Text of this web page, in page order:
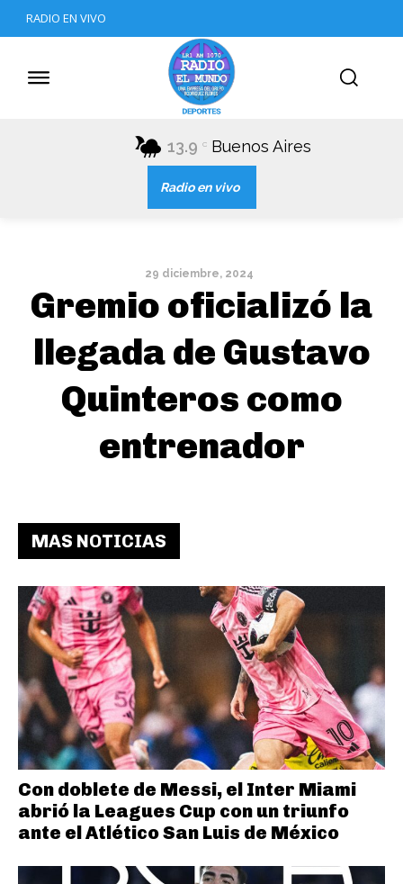
RADIO EN VIVO
13.9 C Buenos Aires
Radio en vivo
29 diciembre, 2024
Gremio oficializó la
llegada de Gustavo
Quinteros como
entrenador
MAS NOTICIAS
Con doblete de Messi, el Inter Miami
abrió la Leagues Cup con un triunfo
ante el Atlético San Luis de México